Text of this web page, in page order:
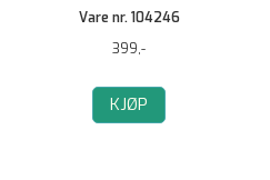
Vare nr. 104246
399,-
KJØP